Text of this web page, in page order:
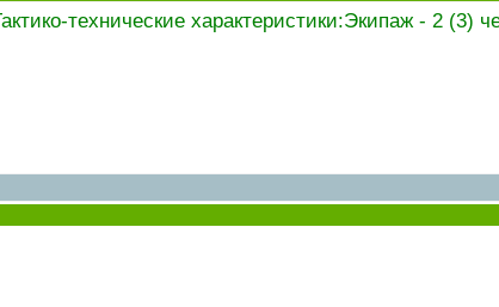
технические характеристики:Экипаж - 2 (3)